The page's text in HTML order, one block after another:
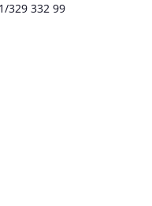
329 332 99